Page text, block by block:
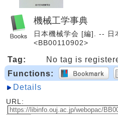
機械工学事典
日本機械学会 [編]. -- 日
<BB00110902>
Tag:
No tag is
Functions:
Details
URL: